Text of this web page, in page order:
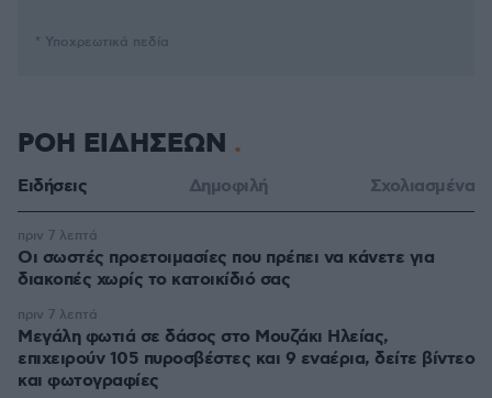
* Υποχρεωτικά πεδία
ΡΟΗ ΕΙΔΗΣΕΩΝ
Ειδήσεις Δημοφιλή Σχολιασμένα
Οι σωστές προετοιμασίες που πρέπει να κάνετε για
διακοπές χωρίς το κατοικίδιό σας
πριν 7 λεπτά
Μεγάλη φωτιά σε δάσος στο Μουζάκι Ηλείας,
επιχειρούν 105 πυροσβέστες και 9 εναέρια, δείτε βίντεο
και φωτογραφίες
πριν 7 λεπτά